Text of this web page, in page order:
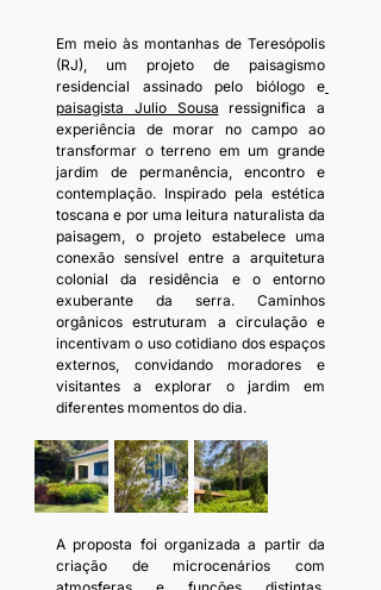
Em meio às montanhas de Teresópolis
(RJ), um projeto de paisagismo
residencial assinado pelo biólogo e
paisagista Julio Sousa ressignifica a
experiência de morar no campo ao
transformar o terreno em um grande
jardim de permanência, encontro e
contemplação. Inspirado pela estética
toscana e por uma leitura naturalista da
paisagem, o projeto estabelece uma
conexão sensível entre a arquitetura
colonial da residência e o entorno
exuberante da serra. Caminhos
orgânicos estruturam a circulação e
incentivam o uso cotidiano dos espaços
externos, convidando moradores e
visitantes a explorar o jardim em
diferentes momentos do dia.
A proposta foi organizada a partir da
criação de microcenários com